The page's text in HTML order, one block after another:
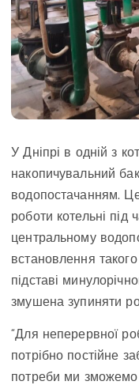
У Дніпрі в одній з
накопичувальний
водопостачанням.
роботи котельні під
центральному
встановлення
підставі
змушена зупиняти
“Для неперервної
потрібно постійне
потреби ми